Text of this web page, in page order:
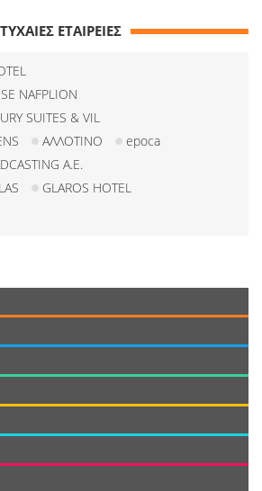
ΤΥΧΑΙΕΣ ΕΤΑΙΡΕΙΕΣ
NAFPLION
SUITES & VIL
ΑΛΛΟΤΙΝΟ
epoca
Α.Ε.
GLAROS HOTEL